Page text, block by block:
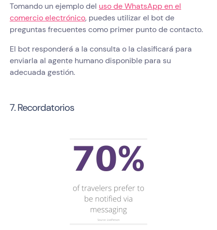
Tomando un ejemplo del uso de WhatsApp en el
comercio electrónico, puedes utilizar el bot de
preguntas frecuentes como primer punto de contacto.
El bot responderá a la consulta o la clasificará para
enviarla al agente humano disponible para su
adecuada gestión.
7. Recordatorios